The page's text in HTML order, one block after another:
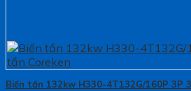
Biến tần 132kw H330-4T132G/160P 3P